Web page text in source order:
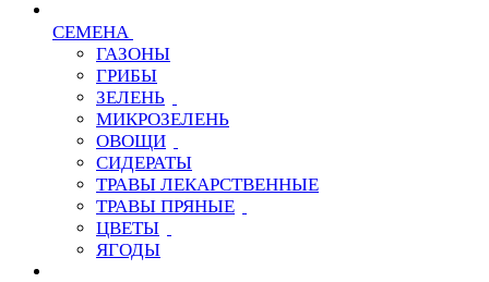
СЕМЕНА
ГАЗОНЫ
ГРИБЫ
ЗЕЛЕНЬ
МИКРОЗЕЛЕНЬ
ОВОЩИ
СИДЕРАТЫ
ТРАВЫ ЛЕКАРСТВЕННЫЕ
ТРАВЫ ПРЯНЫЕ
ЦВЕТЫ
ЯГОДЫ